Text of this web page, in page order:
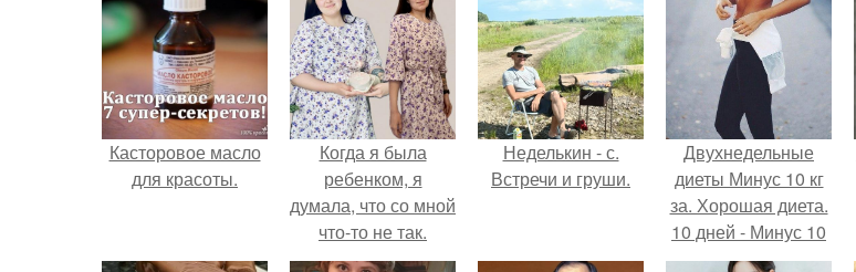
Касторовое масло
для красоты.
Когда я была
ребенком, я
думала, что со мной
что-то не так.
Неделькин - с.
Встречи и груши.
Двухнедельные
диеты Минус 10 кг
за. Хорошая диета.
10 дней - Минус 10
кг.